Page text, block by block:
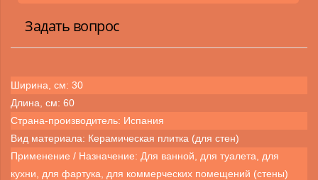
Задать вопрос
Ширина, см: 30
Длина, см: 60
Страна-производитель: Испания
Вид материала: Керамическая плитка (для стен)
Применение / Назначение: Для ванной, для туалета, для
кухни, для фартука, для коммерческих помещений (стены)